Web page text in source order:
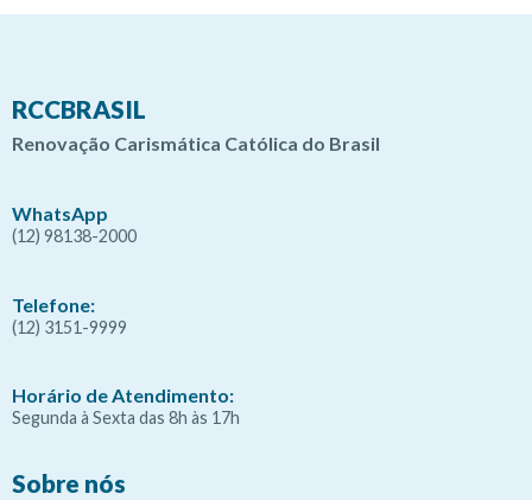
RCCBRASIL
Renovação Carismática Católica do Brasil
WhatsApp
(12) 98138-2000
Telefone:
(12) 3151-9999
Horário de Atendimento:
Segunda à Sexta das 8h às 17h
Sobre nós